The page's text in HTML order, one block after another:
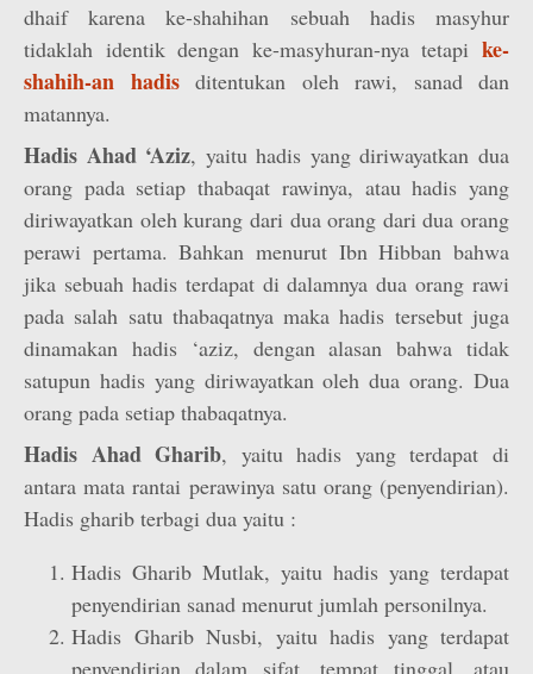
dhaif karena ke-shahihan sebuah hadis masyhur
tidaklah identik dengan ke-masyhuran-nya tetapi ke-
shahih-an hadisditentukan oleh rawi, sanad dan
matannya.
Hadis Ahad ‘Aziz, yaitu hadis yang diriwayatkan dua
orang pada setiap thabaqat rawinya, atau hadis yang
diriwayatkan oleh kurang dari dua orang dari dua orang
perawi pertama. Bahkan menurut Ibn Hibban bahwa
jika sebuah hadis terdapat di dalamnya dua orang rawi
pada salah satu thabaqatnya maka hadis tersebut juga
dinamakan hadis ‘aziz, dengan alasan bahwa tidak
satupun hadis yang diriwayatkan oleh dua orang. Dua
orang pada setiap thabaqatnya.
Hadis Ahad Gharib, yaitu hadis yang terdapat di
antara mata rantai perawinya satu orang (penyendirian).
Hadis gharib terbagi dua yaitu :
Hadis Gharib Mutlak, yaitu hadis yang terdapat
penyendirian sanad menurut jumlah personilnya.
Hadis Gharib Nusbi, yaitu hadis yang terdapat
penyendirian dalam sifat, tempat tinggal, atau